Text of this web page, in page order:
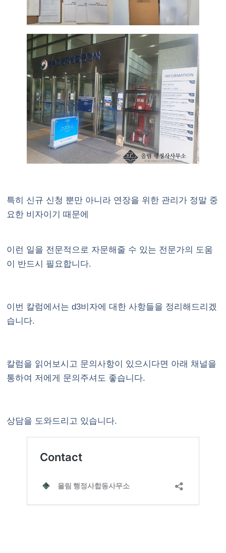
특히 신규 신청 뿐만 아니라 연장을 위한 관리가 정말 중
요한 비자이기 때문에
이런 일을 전문적으로 자문해줄 수 있는 전문가의 도움
이 반드시 필요합니다.
이번 칼럼에서는 d3비자에 대한 사항들을 정리해드리겠
습니다.
칼럼을 읽어보시고 문의사항이 있으시다면 아래 채널을
통하여 저에게 문의주셔도 좋습니다.
상담을 도와드리고 있습니다.